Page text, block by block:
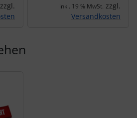
zzgl.
inkl. 19 % MwSt. zzgl.
Versandkosten